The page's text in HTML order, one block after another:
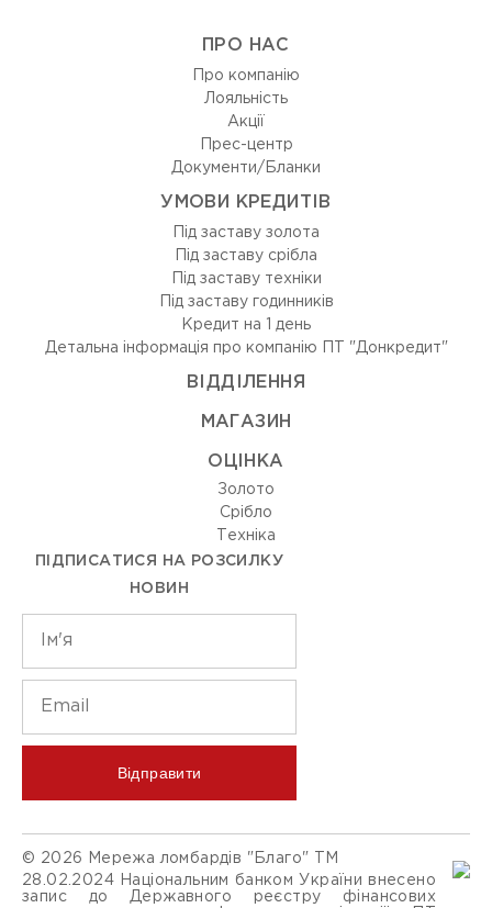
ПРО НАС
Про компанію
Лояльність
Акції
Прес-центр
Документи/Бланки
УМОВИ КРЕДИТІВ
Під заставу золота
Під заставу срібла
Під заставу техніки
Під заставу годинників
Кредит на 1 день
Детальна інформація про компанію ПТ "Донкредит"
ВIДДIЛЕННЯ
МАГАЗИН
ОЦIНКА
Золото
Срiбло
Технiка
ПІДПИСАТИСЯ НА РОЗСИЛКУ
НОВИН
Відправити
© 2026 Мережа ломбардів "Благо" ТМ
28.02.2024 Національним банком України внесено
запис до Державного реєстру фінансових